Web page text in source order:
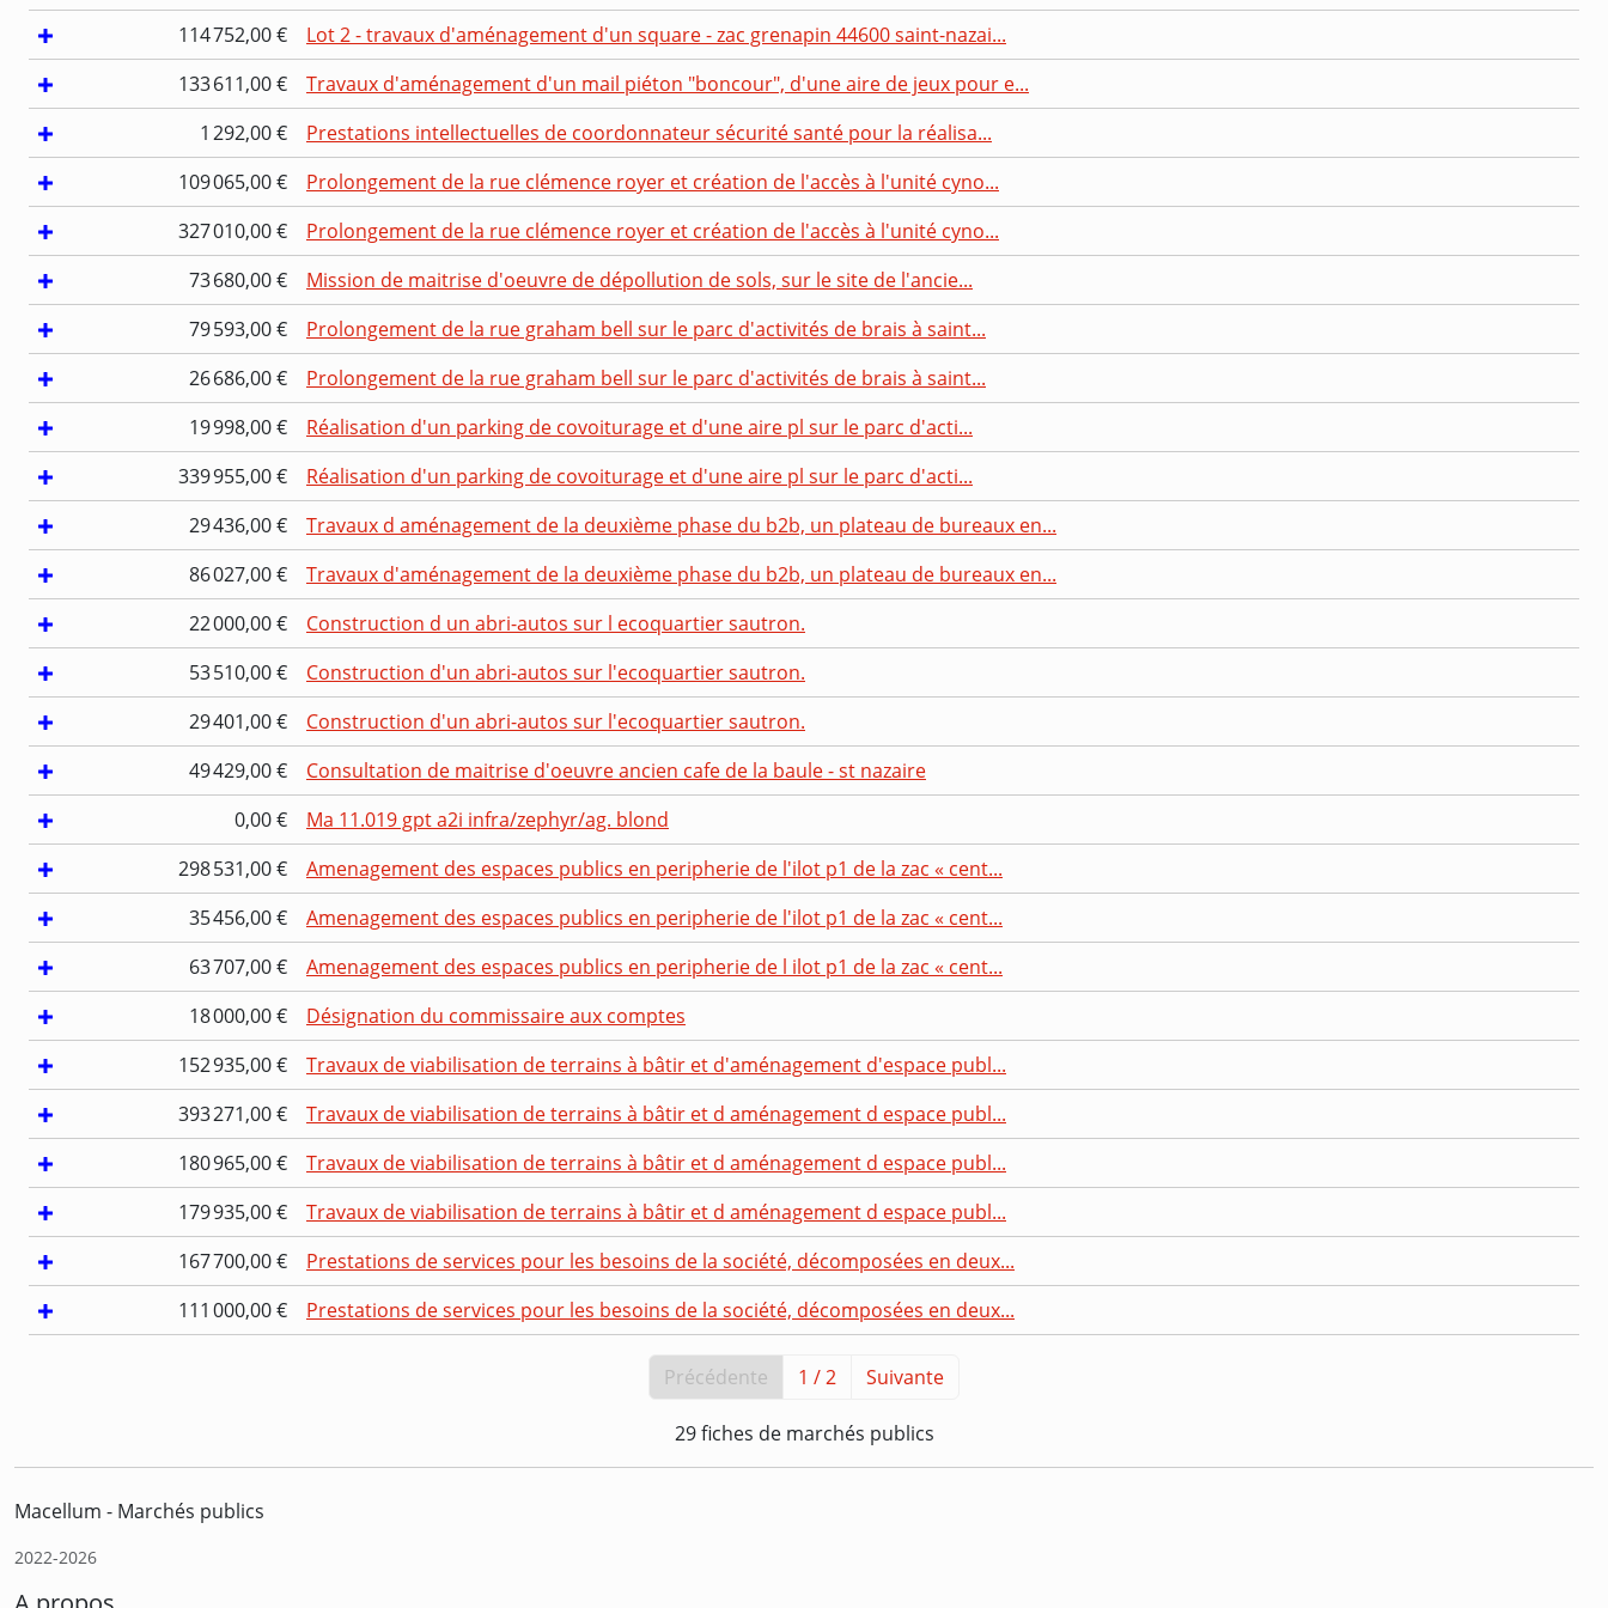
114 752,00 €
Lot 2 - travaux d'aménagement d'un square - zac grenapin 44600 saint-nazai...
133 611,00 €
Travaux d'aménagement d'un mail piéton "boncour", d'une aire de jeux pour e...
1 292,00 €
Prestations intellectuelles de coordonnateur sécurité santé pour la réalisa...
109 065,00 €
Prolongement de la rue clémence royer et création de l'accès à l'unité cyno...
327 010,00 €
Prolongement de la rue clémence royer et création de l'accès à l'unité cyno...
73 680,00 €
Mission de maitrise d'oeuvre de dépollution de sols, sur le site de l'ancie...
79 593,00 €
Prolongement de la rue graham bell sur le parc d'activités de brais à saint...
26 686,00 €
Prolongement de la rue graham bell sur le parc d'activités de brais à saint...
19 998,00 €
Réalisation d'un parking de covoiturage et d'une aire pl sur le parc d'acti...
339 955,00 €
Réalisation d'un parking de covoiturage et d'une aire pl sur le parc d'acti...
29 436,00 €
Travaux d aménagement de la deuxième phase du b2b, un plateau de bureaux en...
86 027,00 €
Travaux d'aménagement de la deuxième phase du b2b, un plateau de bureaux en...
22 000,00 €
Construction d un abri-autos sur l ecoquartier sautron.
53 510,00 €
Construction d'un abri-autos sur l'ecoquartier sautron.
29 401,00 €
Construction d'un abri-autos sur l'ecoquartier sautron.
49 429,00 €
Consultation de maitrise d'oeuvre ancien cafe de la baule - st nazaire
0,00 €
Ma 11.019 gpt a2i infra/zephyr/ag. blond
298 531,00 €
Amenagement des espaces publics en peripherie de l'ilot p1 de la zac « cent...
35 456,00 €
Amenagement des espaces publics en peripherie de l'ilot p1 de la zac « cent...
63 707,00 €
Amenagement des espaces publics en peripherie de l ilot p1 de la zac « cent...
18 000,00 €
Désignation du commissaire aux comptes
152 935,00 €
Travaux de viabilisation de terrains à bâtir et d'aménagement d'espace publ...
393 271,00 €
Travaux de viabilisation de terrains à bâtir et d aménagement d espace publ...
180 965,00 €
Travaux de viabilisation de terrains à bâtir et d aménagement d espace publ...
179 935,00 €
Travaux de viabilisation de terrains à bâtir et d aménagement d espace publ...
167 700,00 €
Prestations de services pour les besoins de la société, décomposées en deux...
111 000,00 €
Prestations de services pour les besoins de la société, décomposées en deux...
Précédente 1 / 2 Suivante
29 fiches de marchés publics
Macellum - Marchés publics
2022-2026